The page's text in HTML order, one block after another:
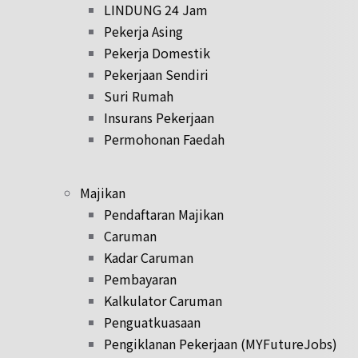
LINDUNG 24 Jam
Pekerja Asing
Pekerja Domestik
Pekerjaan Sendiri
Suri Rumah
Insurans Pekerjaan
Permohonan Faedah
Majikan
Pendaftaran Majikan
Caruman
Kadar Caruman
Pembayaran
Kalkulator Caruman
Penguatkuasaan
Pengiklanan Pekerjaan (MYFutureJobs)